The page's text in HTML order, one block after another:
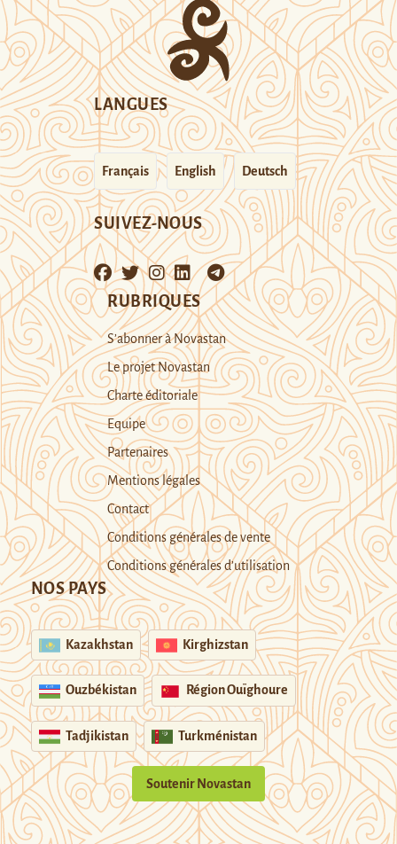
LANGUES
Français English Deutsch
SUIVEZ-NOUS
RUBRIQUES
S’abonner à Novastan
Le projet Novastan
Charte éditoriale
Equipe
Partenaires
Mentions légales
Contact
Conditions générales de vente
Conditions générales d’utilisation
NOS PAYS
Kazakhstan Kirghizstan
Ouzbékistan Région Ouïghoure
Tadjikistan Turkménistan
Soutenir Novastan